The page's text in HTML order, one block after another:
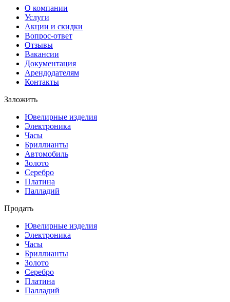
О компании
Услуги
Акции и скидки
Вопрос-ответ
Отзывы
Вакансии
Документация
Арендодателям
Контакты
Заложить
Ювелирные изделия
Электроника
Часы
Бриллиaнты
Автомобиль
Золото
Серебро
Платина
Палладий
Продать
Ювелирные изделия
Электроника
Часы
Бриллиaнты
Золото
Серебро
Платина
Палладий